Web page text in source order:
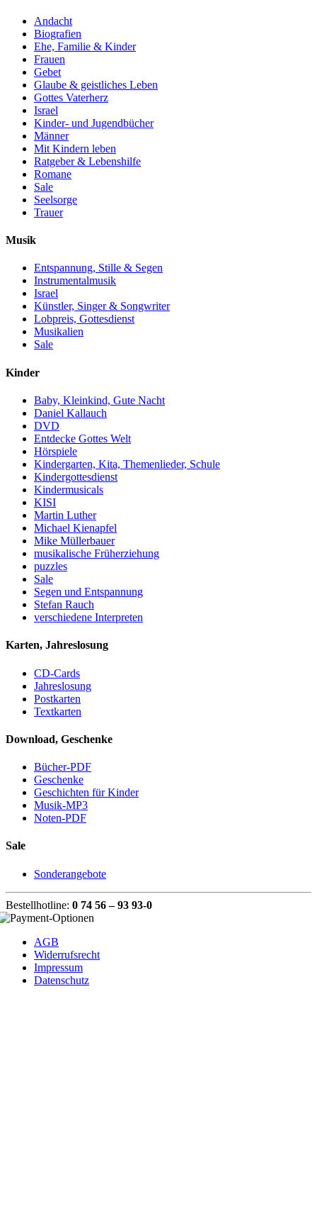
Andacht
Biografien
Ehe, Familie & Kinder
Frauen
Gebet
Glaube & geistliches Leben
Gottes Vaterherz
Israel
Kinder- und Jugendbücher
Männer
Mit Kindern leben
Ratgeber & Lebenshilfe
Romane
Sale
Seelsorge
Trauer
Musik
Entspannung, Stille & Segen
Instrumentalmusik
Israel
Künstler, Singer & Songwriter
Lobpreis, Gottesdienst
Musikalien
Sale
Kinder
Baby, Kleinkind, Gute Nacht
Daniel Kallauch
DVD
Entdecke Gottes Welt
Hörspiele
Kindergarten, Kita, Themenlieder, Schule
Kindergottesdienst
Kindermusicals
KISI
Martin Luther
Michael Kienapfel
Mike Müllerbauer
musikalische Früherziehung
puzzles
Sale
Segen und Entspannung
Stefan Rauch
verschiedene Interpreten
Karten, Jahreslosung
CD-Cards
Jahreslosung
Postkarten
Textkarten
Download, Geschenke
Bücher-PDF
Geschenke
Geschichten für Kinder
Musik-MP3
Noten-PDF
Sale
Sonderangebote
Bestellhotline: 0 74 56 – 93 93-0
AGB
Widerrufsrecht
Impressum
Datenschutz